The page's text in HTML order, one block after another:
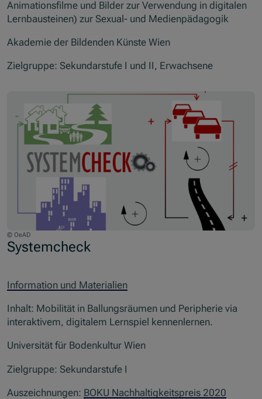
Animationsfilme und Bilder zur Verwendung in digitalen
Lernbausteinen) zur Sexual- und Medienpädagogik
Akademie der Bildenden Künste Wien
Zielgruppe: Sekundarstufe I und II, Erwachsene
© OeAD
Systemcheck
Information und Materialien
Inhalt: Mobilität in Ballungsräumen und Peripherie via
interaktivem, digitalem Lernspiel kennenlernen.
Universität für Bodenkultur Wien
Zielgruppe: Sekundarstufe I
Auszeichnungen: BOKU Nachhaltigkeitspreis 2020